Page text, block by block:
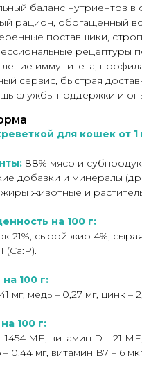
баланс нутриентов в
рацион, обогащенный
поставщики,
рецептуры
иммунитета,
сервис, быстрая
службы поддержки и
для кошек от
88% мясо и
добавки и минералы
жиры животные и
на 100 г:
21%, сырой жир 4%, сырая
(Са:Р).
100 г:
мг, медь – 0,27 мг, цинк –
100 г:
1454 МЕ, витамин D – 21
0,44 мг, витамин В7 – 6